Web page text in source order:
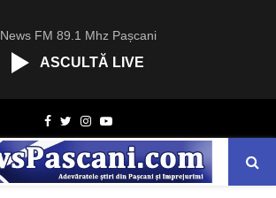
News FM 89.1 Mhz Pașcani
ASCULTĂ LIVE
Facebook
TwitterInstagram
Youtube